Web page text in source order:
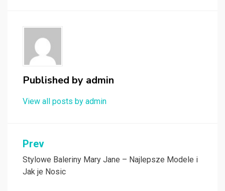
Published by admin
View all posts by admin
Nawigacja
wpisu
Prev
Stylowe Baleriny Mary Jane – Najlepsze Modele i
Jak je Nosic